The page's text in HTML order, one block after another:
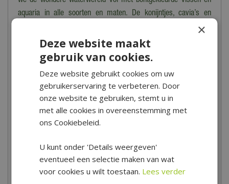
aquaria in alle soorten en maten. De konijntjes, cavia’s en
andere knaagdieren verblijven in supermooie en comfortabele
onderkomens. Je wordt vanzelf vrolijk van de gezellige volière
vol fluitende vogeltjes.
Openingstijden van de winkel
Tuincentrum De Boet is gelegen in het hart van Noord-Holland,
centraal in een driehoek tussen Hoorn, Schagen en Alkmaar.
contactpagina.
09:00 - 18:00
×
Deze website maakt
gebruik van cookies.
Deze website gebruikt cookies om uw
gebruikerservaring te verbeteren. Door
onze website te gebruiken, stemt u in
met alle cookies in overeenstemming met
ons Cookiebeleid.
U kunt onder 'Details weergeven'
eventueel een selectie maken van wat
voor cookies u wilt toestaan. Lees verder